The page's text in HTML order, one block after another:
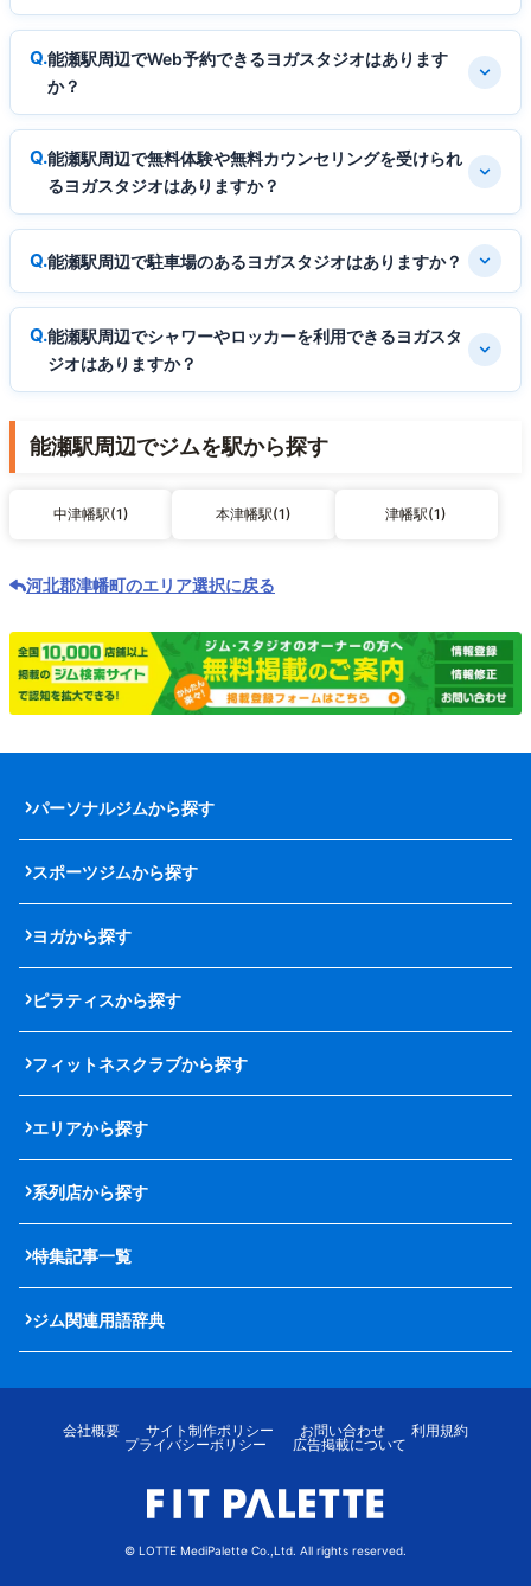
能瀬駅周辺でWeb予約できるヨガスタジオはあります
か？
能瀬駅周辺で無料体験や無料カウンセリングを受けられ
るヨガスタジオはありますか？
能瀬駅周辺で駐車場のあるヨガスタジオはありますか？
能瀬駅周辺でシャワーやロッカーを利用できるヨガスタ
ジオはありますか？
能瀬駅周辺でジムを駅から探す
中津幡駅(1) 本津幡駅(1) 津幡駅(1)
河北郡津幡町のエリア選択に戻る
パーソナルジムから探す
スポーツジムから探す
ヨガから探す
ピラティスから探す
フィットネスクラブから探す
エリアから探す
系列店から探す
特集記事一覧
ジム関連用語辞典
会社概要 サイト制作ポリシー お問い合わせ
利用規約
プライバシーポリシー
広告掲載について
© LOTTE MediPalette Co.,Ltd. All rights reserved.